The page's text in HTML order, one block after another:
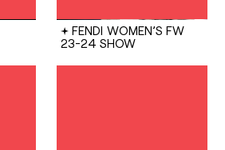
FENDI WOMEN’S FW
23-24 SHOW